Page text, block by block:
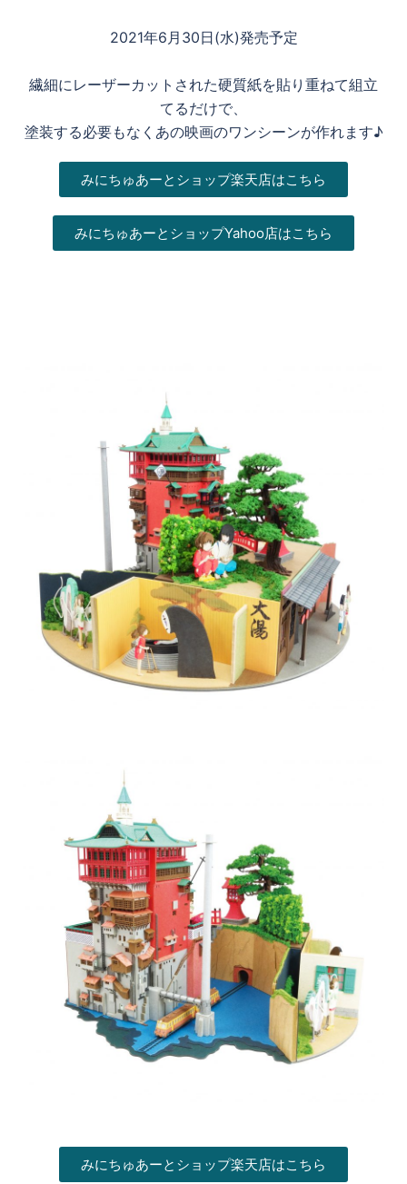
2021年6月30日(水)発売予定
繊細にレーザーカットされた硬質紙を貼り重ねて組立
てるだけで、
塗装する必要もなくあの映画のワンシーンが作れます♪
みにちゅあーとショップ楽天店はこちら
みにちゅあーとショップYahoo店はこちら
みにちゅあーとショップ楽天店はこちら